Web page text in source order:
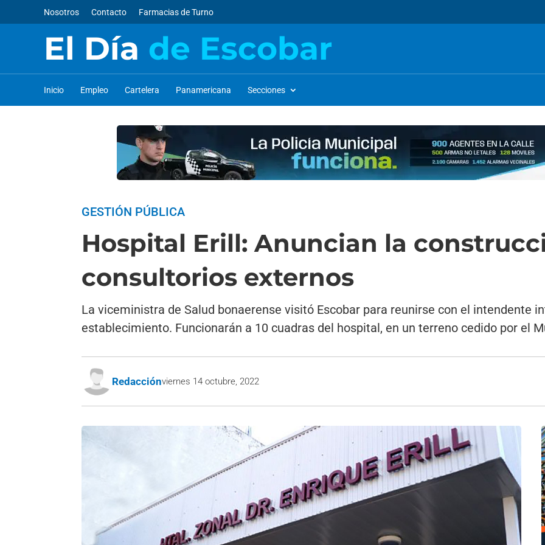
Nosotros Contacto Farmacias de Turno
El Día de Escobar
Inicio Empleo Cartelera Panamericana Secciones
GESTIÓN PÚBLICA
Hospital Erill: Anuncian la
consultorios externos
La viceministra de Salud bonaerense visitó Escobar para reunirse con el intendente
establecimiento. Funcionarán a 10 cuadras del hospital, en un terreno cedido por el
Redacciónviernes 14 octubre, 2022